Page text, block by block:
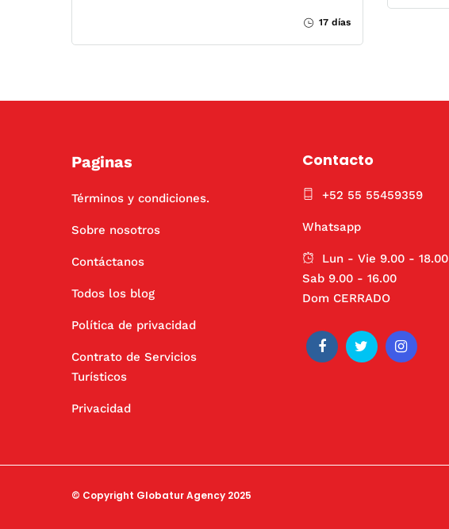
17 días
Paginas
Términos y condiciones.
Sobre nosotros
Contáctanos
Todos los blog
Política de privacidad
Contrato de Servicios
Turísticos
Privacidad
Contacto
+52 55 55459359
Whatsapp
Lun - Vie 9.00 - 18.00
Sab 9.00 - 16.00
Dom CERRADO
© Copyright Globatur Agency 2025